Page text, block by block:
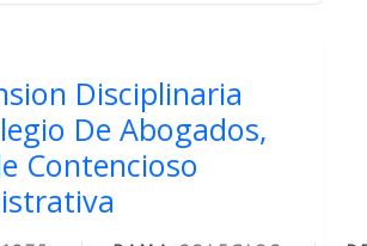
Disciplinaria
De Abogados,
Contencioso